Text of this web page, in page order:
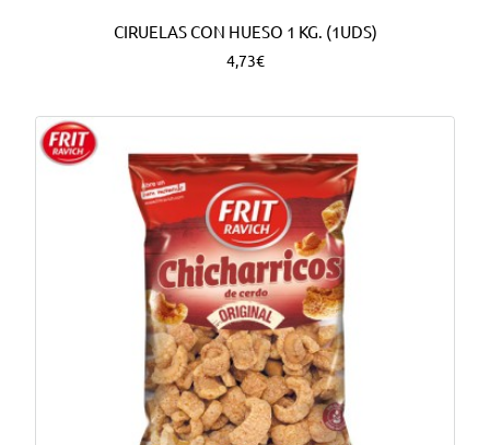
CIRUELAS CON HUESO 1 KG. (1UDS)
4,73€